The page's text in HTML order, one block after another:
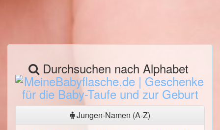
Durchsuchen nach Alphabet
Jungen-Namen (A-Z)